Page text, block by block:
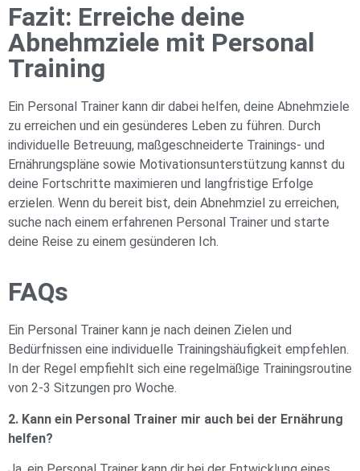
Fazit: Erreiche deine
Abnehmziele mit Personal
Training
Ein Personal Trainer kann dir dabei helfen, deine Abnehmziele
zu erreichen und ein gesünderes Leben zu führen. Durch
individuelle Betreuung, maßgeschneiderte Trainings- und
Ernährungspläne sowie Motivationsunterstützung kannst du
deine Fortschritte maximieren und langfristige Erfolge
erzielen. Wenn du bereit bist, dein Abnehmziel zu erreichen,
suche nach einem erfahrenen Personal Trainer und starte
deine Reise zu einem gesünderen Ich.
FAQs
Ein Personal Trainer kann je nach deinen Zielen und
Bedürfnissen eine individuelle Trainingshäufigkeit empfehlen.
In der Regel empfiehlt sich eine regelmäßige Trainingsroutine
von 2-3 Sitzungen pro Woche.
2. Kann ein Personal Trainer mir auch bei der Ernährung
helfen?